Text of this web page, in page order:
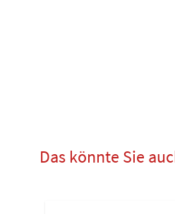
Das könnte Sie